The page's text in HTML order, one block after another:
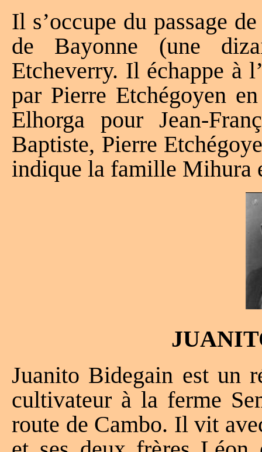
Il s’occupe du passage
de Bayonne (une
Etcheverry. Il échappe à
par Pierre Etchégoyen
Elhorga pour Jean-
Baptiste, Pierre
indique la famille Mihura
Juanito Bidegain est un
cultivateur à la ferme
route de Cambo. Il vit